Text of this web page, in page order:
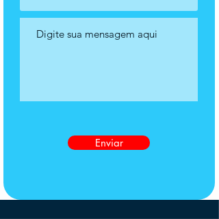
Enviar